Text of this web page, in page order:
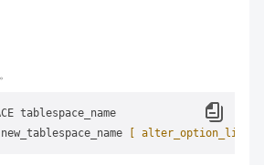
tablespace_name
new_tablespace_name [